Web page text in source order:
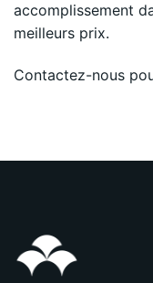
accomplissement
meilleurs prix.
Contactez-nous